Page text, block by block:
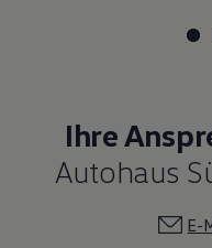
Ihre
Autohaus
E-